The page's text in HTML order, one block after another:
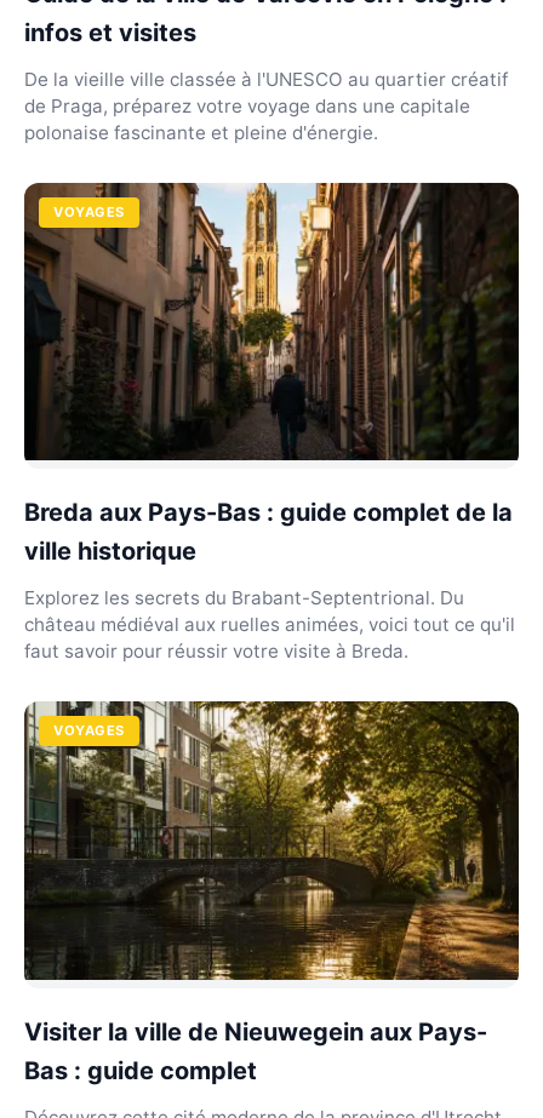
infos et visites
De la vieille ville classée à l'UNESCO au quartier créatif
de Praga, préparez votre voyage dans une capitale
polonaise fascinante et pleine d'énergie.
VOYAGES
Breda aux Pays-Bas : guide complet de la
ville historique
Explorez les secrets du Brabant-Septentrional. Du
château médiéval aux ruelles animées, voici tout ce qu'il
faut savoir pour réussir votre visite à Breda.
VOYAGES
Visiter la ville de Nieuwegein aux Pays-
Bas : guide complet